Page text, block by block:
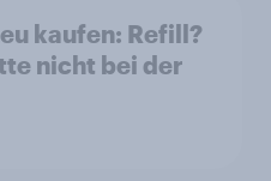
kaufen: Refill?
nicht bei der